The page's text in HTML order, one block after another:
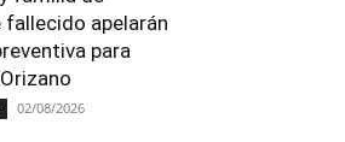
apelarán
para
02/08/2026